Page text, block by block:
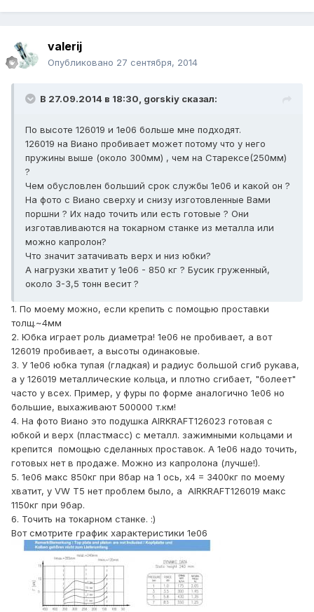
valerij
Опубликовано 27 сентября, 2014
В 27.09.2014 в 18:30, gorskiy сказал:
По высоте 126019 и 1е06 больше мне подходят.
126019 на Виано пробивает может потому что у него
пружины выше (около 300мм) , чем на Старексе(250мм)
?
Чем обусловлен больший срок службы 1е06 и какой он ?
На фото с Виано сверху и снизу изготовленные Вами
поршни ? Их надо точить или есть готовые ? Они
изготавливаются на токарном станке из металла или
можно капролон?
Что значит затачивать верх и низ юбки?
А нагрузки хватит у 1е06 - 850 кг ? Бусик груженный,
около 3-3,5 тонн весит ?
1. По моему можно, если крепить с помощью проставки
толщ.~4мм
2. Юбка играет роль диаметра! 1е06 не пробивает, а вот
126019 пробивает, а высоты одинаковые.
3. У 1е06 юбка тупая (гладкая) и радиус большой сгиб рукава,
а у 126019 металлические кольца, и плотно сгибает, "болеет"
часто у всех. Пример, у фуры по форме аналогично 1е06 но
большие, выхаживают 500000 т.км!
4. На фото Виано это подушка AIRKRAFT126023 готовая с
юбкой и верх (пластмасс) с металл. зажимными кольцами и
крепится помощью сделанных проставок. А 1е06 надо точить,
готовых нет в продаже. Можно из капролона (лучше!).
5. 1е06 макс 850кг при 8бар на 1 ось, х4 = 3400кг по моему
хватит, у VW T5 нет проблем было, а AIRKRAFT126019 макс
1150кг при 9бар.
6. Точить на токарном станке. :)
Вот смотрите график характеристики 1е06